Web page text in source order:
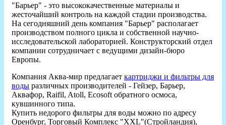
"Барьер" - это высококачественные материалы и
жесточайший контроль на каждой стадии производства.
На сегодняшний день компания "Барьер" располагает
производством полного цикла и собственной научно-
исследовательской лабораторией. Конструкторский отдел
компании сотрудничает с ведущими дизайн-бюро
Европы.
Компания Аква-мир предлагает картриджи и фильтры для
воды различных производителей - Гейзер, Барьер,
Аквафор, Raifil, Atoll, Ecosoft обратного осмоса,
кувшинного типа.
Купить недорого фильтры для воды можно по адресу
Оренбург, Торговый Комплекс "XXL"(Стройландия),